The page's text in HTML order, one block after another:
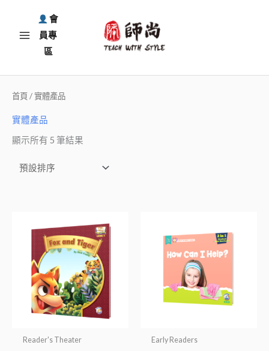
會
員專
區
首頁/ 實體產品
實體產品
顯示所有 5 筆結果
Reader's Theater Early Readers